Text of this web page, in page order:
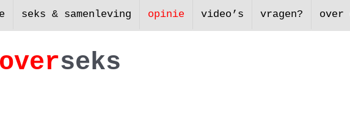
seks & samenleving opinie video’s vragen? over
overseks